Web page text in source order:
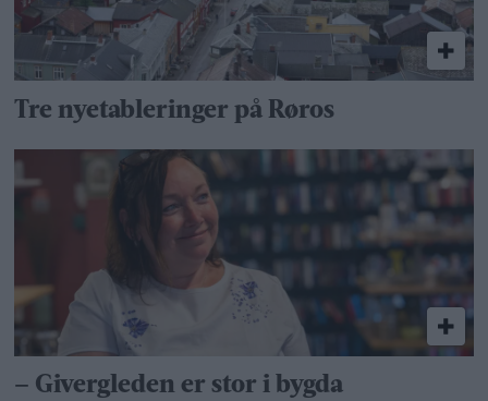
Tre nyetableringer på Røros
– Givergleden er stor i bygda